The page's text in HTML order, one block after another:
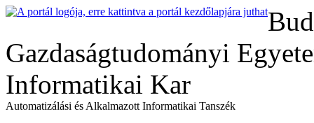
Gazdaságtudományi
Informatikai Kar
Automatizálási és Alkalmazott Informatikai Tanszék